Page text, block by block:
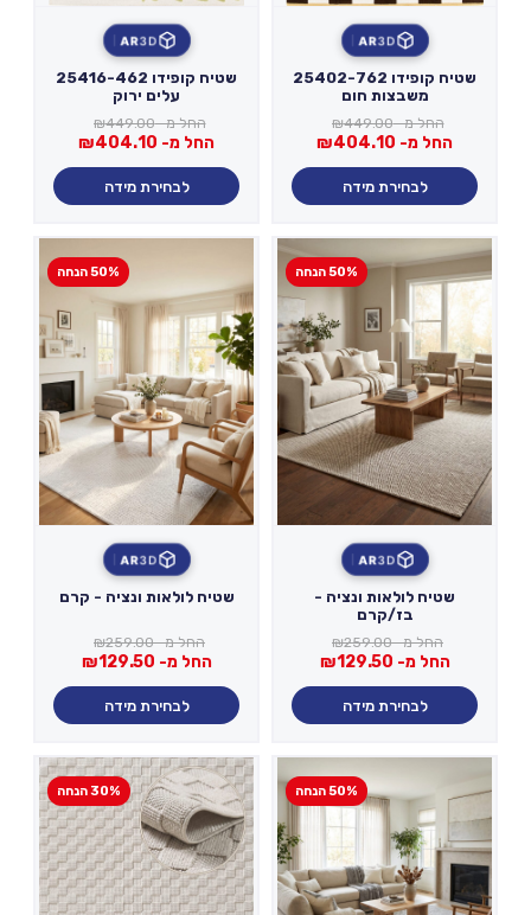
3D
AR
שטיח קופידו 25402-762
משבצות חום
החל מ- ₪449.00
החל מ- ₪404.10
לבחירת מידה
3D
AR
שטיח קופידו 25416-462
עלים ירוק
החל מ- ₪449.00
החל מ- ₪404.10
לבחירת מידה
50% הנחה
3D
AR
שטיח לולאות ונציה -
בז/קרם
החל מ- ₪259.00
החל מ- ₪129.50
לבחירת מידה
50% הנחה
3D
AR
שטיח לולאות ונציה - קרם
החל מ- ₪259.00
החל מ- ₪129.50
לבחירת מידה
50% הנחה 30% הנחה